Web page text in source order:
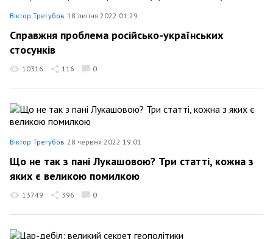
Віктор Трегубов 18 липня 2022 01:29
Справжня проблема російсько-українських
стосунків
10316 116 0
Віктор Трегубов 28 червня 2022 19:01
Що не так з пані Лукашовою? Три статті, кожна з
яких є великою помилкою
13749 396 0